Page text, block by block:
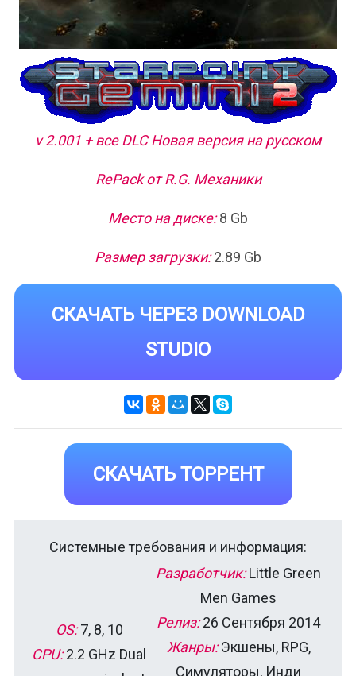
v 2.001 + все DLC Новая версия на русском
RePack от R.G. Механики
Место на диске:8 Gb
Размер загрузки:2.89 Gb
СКАЧАТЬ ЧЕРЕЗ DOWNLOAD
STUDIO
СКАЧАТЬ ТОРРЕНТ
Системные требования и информация:
OS:7, 8, 10
CPU:2.2 GHz Dual
Разработчик:Little Green
Men Games
Релиз:26 Сентября 2014
Жанры:Экшены, RPG,
Симуляторы, Инди